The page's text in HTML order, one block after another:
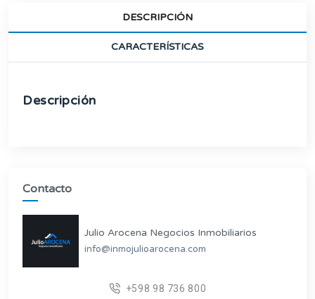
DESCRIPCIÓN
CARACTERÍSTICAS
Descripción
Contacto
Julio Arocena Negocios Inmobiliarios
info@inmojulioarocena.com
+598 98 736 800